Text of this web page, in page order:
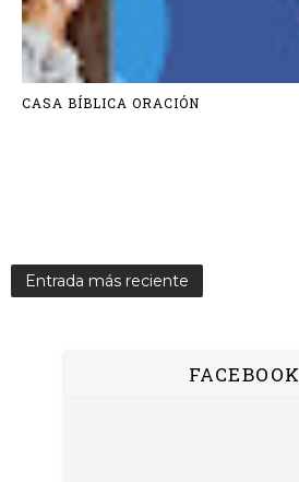
CASA BÍBLICA ORACIÓN
Entrada más reciente
FACEBOOK